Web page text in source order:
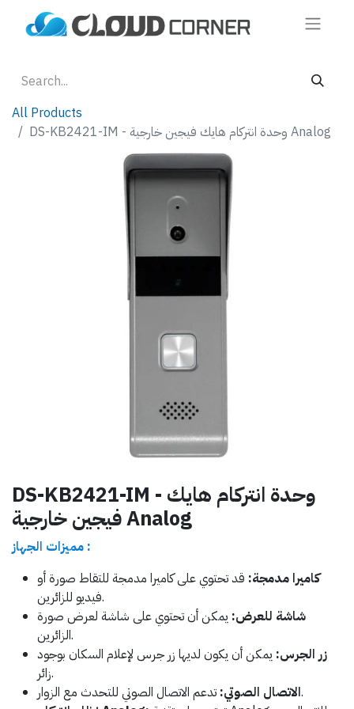
All Products
DS-KB2421-IM - وحدة انتركام هايك فيجين خارجية Analog
DS-KB2421-IM - وحدة انتركام هايك
فيجين خارجية Analog
مميزات الجهاز :
كاميرا مدمجة: قد تحتوي على كاميرا مدمجة للتقاط صورة أو
فيديو للزائرين.
شاشة للعرض: يمكن أن تحتوي على شاشة لعرض صورة
الزائرين.
زر الجرس: يمكن أن يكون لديها زر جرس لإعلام السكان بوجود
زائر.
الاتصال الصوتي:تدعم الاتصال الصوتي للتحدث مع الزوار.